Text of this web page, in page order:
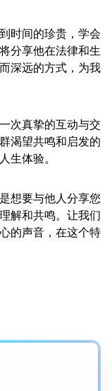
时间的珍贵，学会
分享他在法律和生
深远的方式，为我
次真挚的互动与交
渴望共鸣和启发的
生体验。
想要与他人分享您
解和共鸣。让我们
的声音，在这个特